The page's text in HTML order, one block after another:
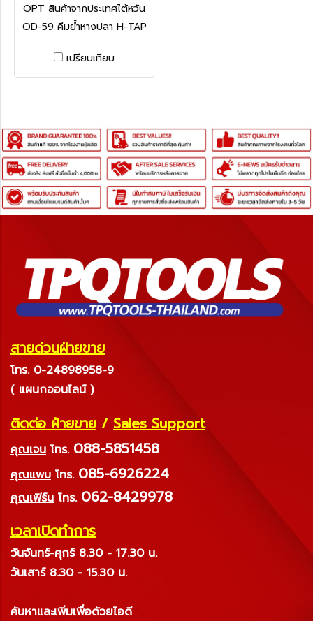
OPT สินค้าจากประเทศไต้หวัน
OD-59
OD-59 คีมย้ำหางปลา H-TAP
เปรียบเทียบ
สายด่วนฝ่ายขาย
โทร. 0-24898958-9
( แผนกออนไลน์ )
ติดต่อ ฝ่ายขาย / Sales Support
คุณเจน โทร. 088-5851458
คุณแพม โทร. 085-6926224
คุณเฟิร์น โทร. 062-8429978
เวลาเปิดทำการ
วันจันทร์-ศุกร์ 8.30 - 17.30 น.
วันเสาร์ 8.30 - 15.30 น.
ค้นหาและเพิ่มเพื่อด้วยไอดี